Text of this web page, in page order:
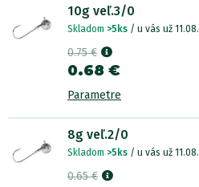
10g veľ.3/0
Skladom >5ks / u vás už 11.08.
0.75 €
0.68 €
Parametre
8g veľ.2/0
Skladom >5ks / u vás už 11.08.
0.65 €